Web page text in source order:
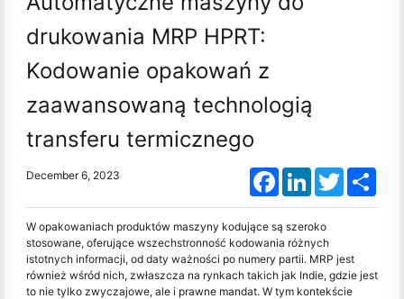
drukowania MRP HPRT:
Kodowanie opakowań z
zaawansowaną technologią
transferu termicznego
December 6, 2023 FacebookLinkedInTwitter
W opakowaniach produktów maszyny kodujące są szeroko
stosowane, oferujące wszechstronność kodowania różnych
istotnych informacji, od daty ważności po numery partii. MRP jest
również wśród nich, zwłaszcza na rynkach takich jak Indie, gdzie jest
to nie tylko zwyczajowe, ale i prawne mandat. W tym kontekście